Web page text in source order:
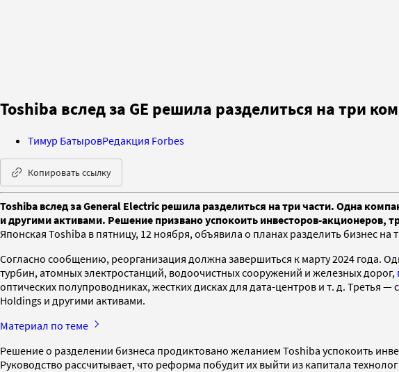
Toshiba вслед за GE решила разделиться на три
Тимур БатыровРедакция Forbes
Копировать ссылку
Toshiba вслед за General Electric решила разделиться на три части. Одна
и другими активами. Решение призвано успокоить инвесторов-акционеров,
Японская Toshiba в пятницу, 12 ноября, объявила о планах разделить бизнес
Согласно сообщению, реорганизация должна завершиться к марту 2024 года.
турбин, атомных электростанций, водоочистных сооружений и железных дорог,
оптических полупроводниках, жестких дисках для дата-центров и т. д. Третья
Holdings и другими активами.
Материал по теме
Решение о разделении бизнеса продиктовано желанием Toshiba успокоить
Руководство рассчитывает, что реформа побудит их выйти из капитала